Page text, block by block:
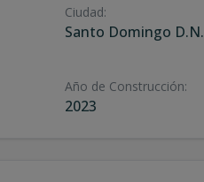
Ciudad:
Santo Domingo D.N.
Año de Construcción:
2023